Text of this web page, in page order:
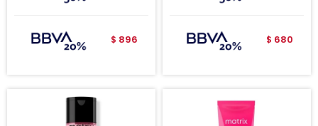
$ 896 $ 680